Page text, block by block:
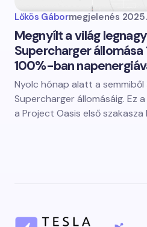
Lőkös Gábormegjelenés
Megnyílt a világ
Supercharger
100%-ban
Nyolc hónap alatt a semmiből
Supercharger állomásáig. Ez
a Project Oasis első szakasza